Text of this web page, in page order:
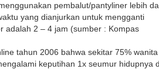
pembalut/pantyliner lebih
yang dianjurkan untuk mengganti
adalah 2 – 4 jam (sumber : Kompas
tahun 2006 bahwa sekitar 75% wanita
keputihan 1x seumur hidupnya